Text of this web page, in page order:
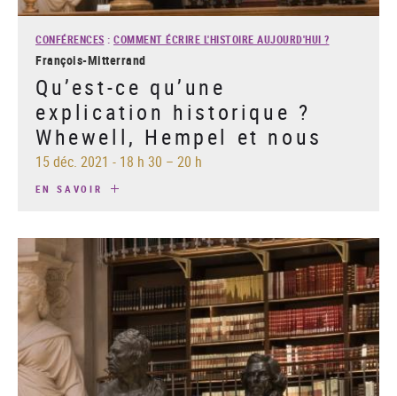
CONFÉRENCES : COMMENT ÉCRIRE L'HISTOIRE AUJOURD'HUI ?
François-Mitterrand
Qu’est-ce qu’une
explication historique ?
Whewell, Hempel et nous
15 déc. 2021 - 18 h 30 – 20 h
EN SAVOIR